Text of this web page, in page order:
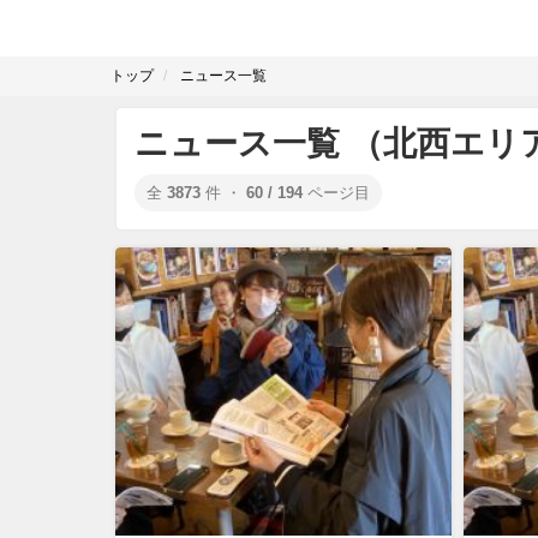
トップ ニュース一覧
ニュース一覧 （北西エリ
全 3873 件 ・ 60 / 194 ページ目